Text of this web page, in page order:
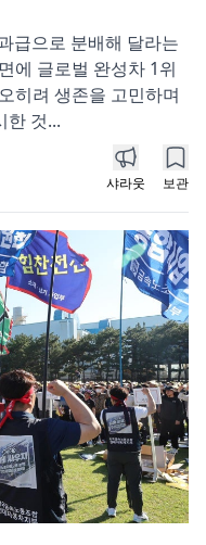
급으로 분배해 달라는
에 글로벌 완성차 1위
히려 생존을 고민하며
한 것...
샤라웃 보관